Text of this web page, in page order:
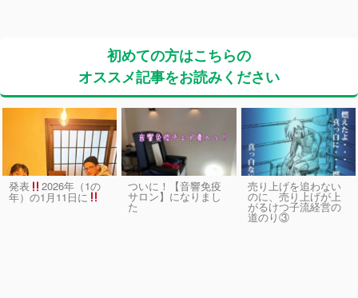
初めての方はこちらの
オススメ記事をお読みください
発表 2026年（1の
年）の1月11日に
ついに！【音響免疫
サロン】になりまし
た
売り上げを追わない
のに、売り上げが上
がるけつ子流経営の
道のり③